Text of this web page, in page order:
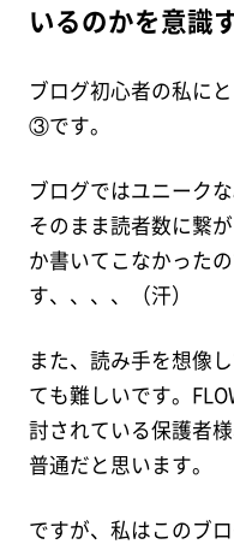
いるのかを意識
ブログ初心者の私に
③です。
ブログではユニーク
そのまま読者数に繋
か書いてこなかった
す、、、、（汗）
また、読み手を想像
ても難しいです。
討されている保護者
普通だと思います。
ですが、私はこのブ